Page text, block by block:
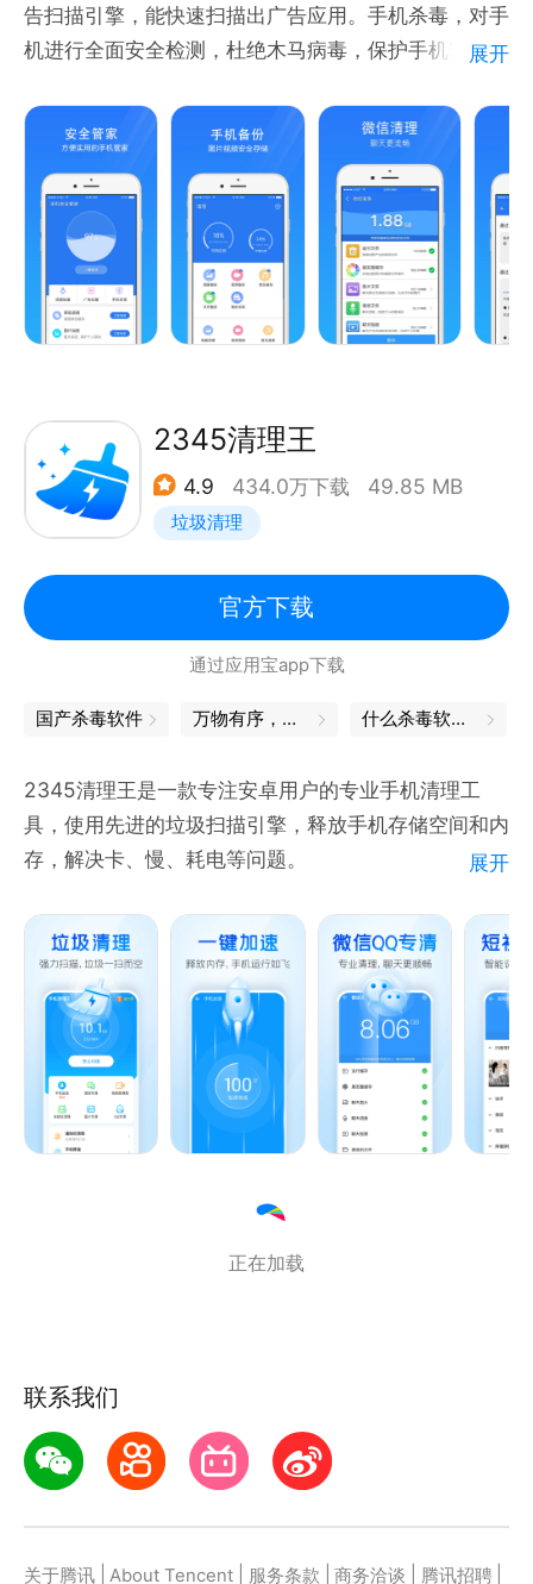
告扫描引擎，能快速扫描出广告应用。手机杀毒，对手
机进行全面安全检测，杜绝木马病毒，保护手机安全。
速度。更快更安全，是你可信任的手机管家、安全卫
士。
骚扰拦截，拦截国内外的骚扰电话，引导去设置手机自
带的骚扰拦截，同时支持电话、短信等形式向运营商开
通骚扰拦截。提供图片、视频等加密、备份功能，保护
个人图片、视频的隐私安全。号码标记，减少号码误标
记的烦恼。
毒。
【广告扫描】快速扫描应用广告插件，用户自主选择处
理。
【微信清理】清理微信缓存，空间更充足。
安全。
【视频加密】对手机上的视频进行加密，保护视频隐私
【骚扰拦截】拦截国内外的骚扰电话，保护手机号码安
【号码标记】提供免费号码标记查询、取消服务，减少
号码误标记的烦恼。
【相册视频备份】对手机上的图片、视频进行备份，不
展开
2345清理王
4.9 434.0万下载 49.85 MB
垃圾清理
官方下载
通过应用宝app下载
国产杀毒软件 万物有序，忙而不茫 什么杀毒软件好用
2345清理王是一款专注安卓用户的专业手机清理工
具，使用先进的垃圾扫描引擎，释放手机存储空间和内
存，解决卡、慢、耗电等问题。
特色功能：
【强力垃圾清理】深度扫描，将垃圾一扫而空！
【解决手机卡慢】一键加速，手机运行如飞！
【微信QQ清理】专业识别聊天缓存，释放大量空间！
【图片专清】找出隐藏的图片缓存，垃圾无处遁形！
【短视频专清】极速清理抖音、快手、淘宝等常用软件
产生的视频缓存！
展开
正在加载
联系我们
关于腾讯 About Tencent 服务条款 商务洽谈 腾讯招聘